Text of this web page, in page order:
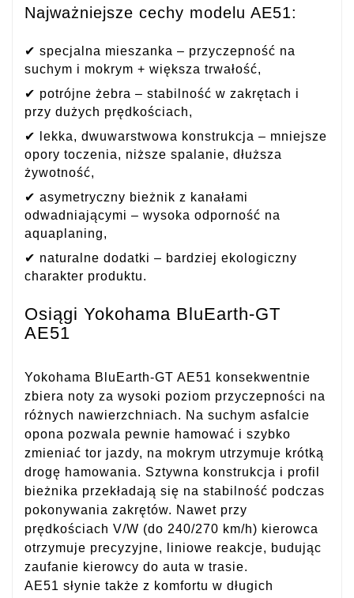
Najważniejsze cechy modelu AE51:
✔ specjalna mieszanka – przyczepność na
suchym i mokrym + większa trwałość,
✔ potrójne żebra – stabilność w zakrętach i
przy dużych prędkościach,
✔ lekka, dwuwarstwowa konstrukcja – mniejsze
opory toczenia, niższe spalanie, dłuższa
żywotność,
✔ asymetryczny bieżnik z kanałami
odwadniającymi – wysoka odporność na
aquaplaning,
✔ naturalne dodatki – bardziej ekologiczny
charakter produktu.
Osiągi Yokohama BluEarth-GT
AE51
Yokohama BluEarth-GT AE51 konsekwentnie
zbiera noty za wysoki poziom przyczepności na
różnych nawierzchniach. Na suchym asfalcie
opona pozwala pewnie hamować i szybko
zmieniać tor jazdy, na mokrym utrzymuje krótką
drogę hamowania. Sztywna konstrukcja i profil
bieżnika przekładają się na stabilność podczas
pokonywania zakrętów. Nawet przy
prędkościach V/W (do 240/270 km/h) kierowca
otrzymuje precyzyjne, liniowe reakcje, budując
zaufanie kierowcy do auta w trasie.
AE51 słynie także z komfortu w długich